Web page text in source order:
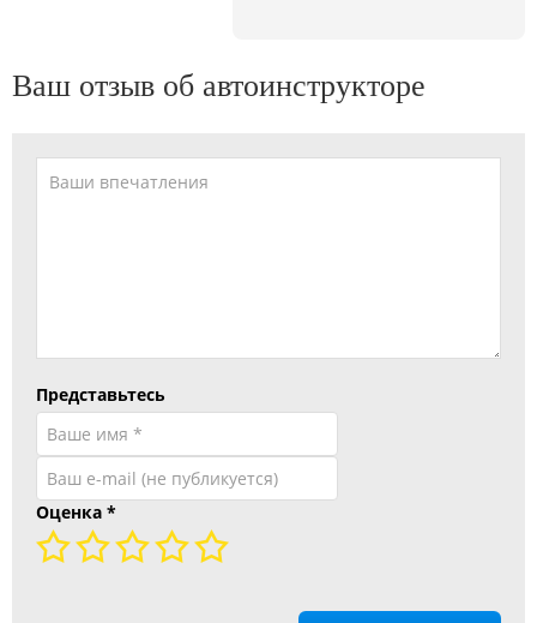
Ваш отзыв об автоинструкторе
Представьтесь
Оценка *